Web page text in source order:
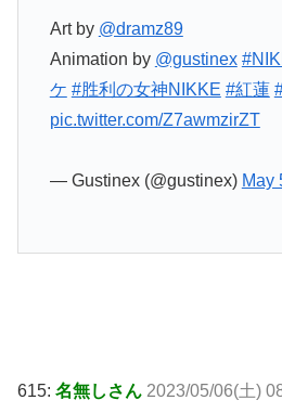
Art by @dramz89
Animation by @gustinex
ケ #胜利の女神NIKKE #紅蓮
pic.twitter.com/Z7awmzirZT
— Gustinex (@gustinex) May
615: 名無しさん 2023/05/06(土)